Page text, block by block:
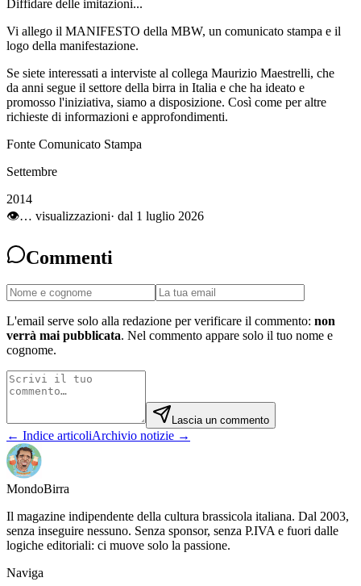
Diffidare delle imitazioni...
Vi allego il MANIFESTO della MBW, un comunicato stampa e il
logo della manifestazione.
Se siete interessati a interviste al collega Maurizio Maestrelli, che
da anni segue il settore della birra in Italia e che ha ideato e
promosso l'iniziativa, siamo a disposizione. Così come per altre
richieste di informazioni e approfondimenti.
Fonte Comunicato Stampa
Settembre
2014
👁… visualizzazioni· dal 1 luglio 2026
Commenti
L'email serve solo alla redazione per verificare il commento: non
verrà mai pubblicata. Nel commento appare solo il tuo nome e
cognome.
Lascia un commento
← Indice articoliArchivio notizie →
MondoBirra
Il magazine indipendente della cultura brassicola italiana. Dal 2003,
senza inseguire nessuno. Senza sponsor, senza P.IVA e fuori dalle
logiche editoriali: ci muove solo la passione.
Naviga